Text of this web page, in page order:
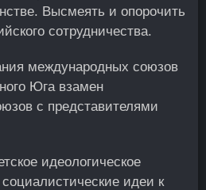
Высмеять и опорочить
сотрудничества.
международных союзов
Юга взамен
с представителями
идеологическое
идеи к